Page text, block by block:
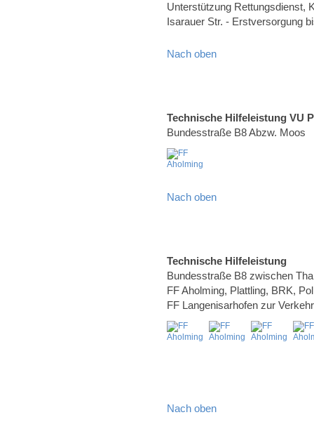
Unterstützung Rettungsdienst,
Isarauer Str. - Erstversorgung
Nach oben
Technische Hilfeleistung VU
Bundesstraße B8 Abzw. Moos
Nach oben
Technische Hilfeleistung
Bundesstraße B8 zwischen
FF Aholming, Plattling, BRK,
FF Langenisarhofen zur
Nach oben